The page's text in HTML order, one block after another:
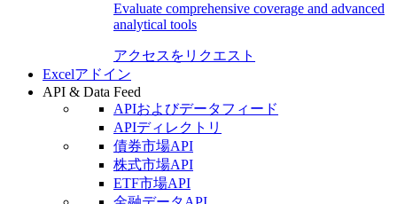
Evaluate comprehensive coverage and advanced
analytical tools
アクセスをリクエスト
Excelアドイン
API & Data Feed
APIおよびデータフィード
APIディレクトリ
債券市場API
株式市場API
ETF市場API